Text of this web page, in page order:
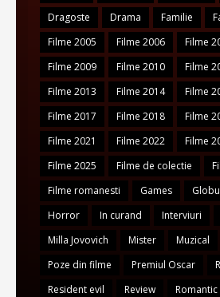
Dragoste
Drama Familie
Filme 2005
Filme 2006 Filme
Filme 2009
Filme 2010 Filme
Filme 2013
Filme 2014 Filme
Filme 2017
Filme 2018 Filme
Filme 2021
Filme 2022 Filme
Filme 2025
Filme de colectie
Filme romanesti
Games
Horror
In curand Interviuri
Milla Jovovich
Mister Muzical
Poze din filme
Premiul Oscar
Resident evil
Review Romantic